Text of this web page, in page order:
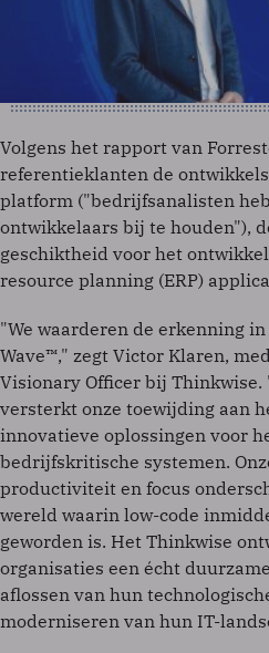
Volgens het rapport van
referentieklanten de
platform ("bedrijfsanalisten
ontwikkelaars bij te houden"),
geschiktheid voor het
resource planning (ERP)
"We waarderen de erkenning
Wave™," zegt Victor Klaren,
Visionary Officer bij
versterkt onze toewijding aan
innovatieve oplossingen voor
bedrijfskritische systemen.
productiviteit en focus
wereld waarin low-code
geworden is. Het Thinkwise
organisaties een écht
aflossen van hun
moderniseren van hun IT-